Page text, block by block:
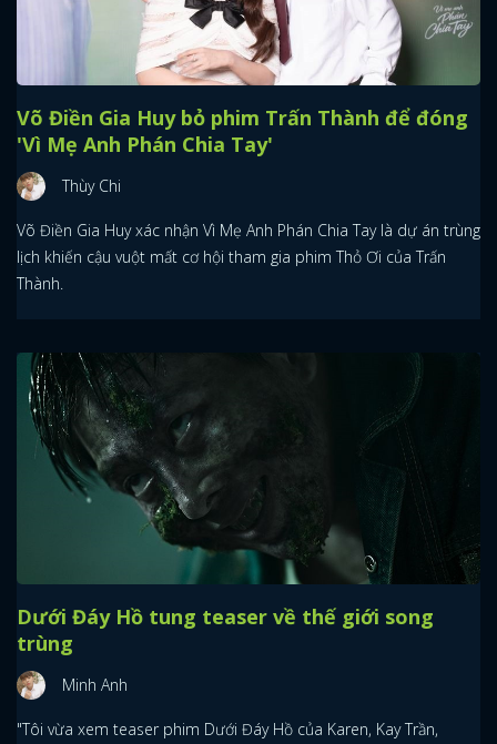
Võ Điền Gia Huy bỏ phim Trấn Thành để đóng
'Vì Mẹ Anh Phán Chia Tay'
Thùy Chi
Võ Điền Gia Huy xác nhận Vì Mẹ Anh Phán Chia Tay là dự án trùng
lịch khiến cậu vuột mất cơ hội tham gia phim Thỏ Ơi của Trấn
Thành.
Dưới Đáy Hồ tung teaser về thế giới song
trùng
Minh Anh
"Tôi vừa xem teaser phim Dưới Đáy Hồ của Karen, Kay Trần,